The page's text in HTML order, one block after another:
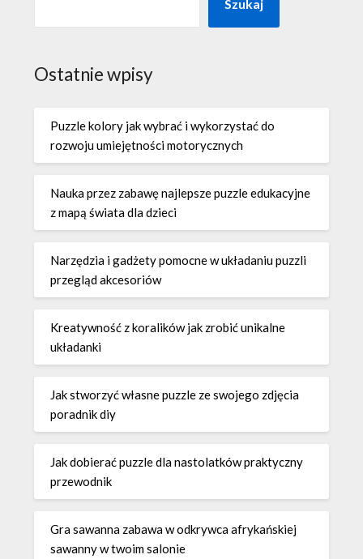
Szukaj
Ostatnie wpisy
Puzzle kolory jak wybrać i wykorzystać do
rozwoju umiejętności motorycznych
Nauka przez zabawę najlepsze puzzle edukacyjne
z mapą świata dla dzieci
Narzędzia i gadżety pomocne w układaniu puzzli
przegląd akcesoriów
Kreatywność z koralików jak zrobić unikalne
układanki
Jak stworzyć własne puzzle ze swojego zdjęcia
poradnik diy
Jak dobierać puzzle dla nastolatków praktyczny
przewodnik
Gra sawanna zabawa w odkrywca afrykańskiej
sawanny w twoim salonie